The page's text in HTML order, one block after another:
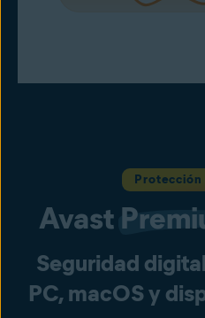
Protección
Avast
Seguridad
PC, macOS y